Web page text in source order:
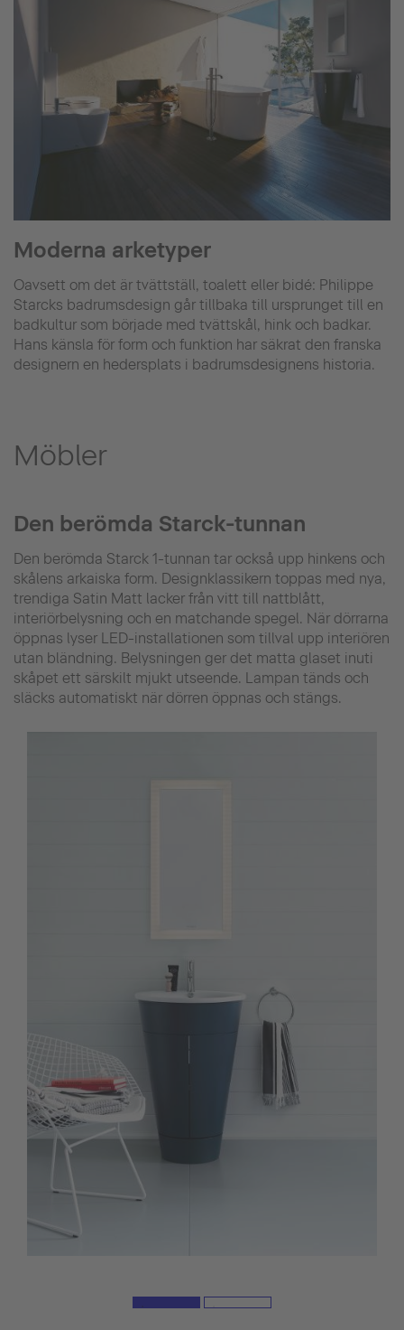
Moderna arketyper
Oavsett om det är tvättställ, toalett eller bidé: Philippe
Starcks badrumsdesign går tillbaka till ursprunget till en
badkultur som började med tvättskål, hink och badkar.
Hans känsla för form och funktion har säkrat den franska
designern en hedersplats i badrumsdesignens historia.
Möbler
Den berömda Starck-tunnan
Den berömda Starck 1-tunnan tar också upp hinkens och
skålens arkaiska form. Designklassikern toppas med nya,
trendiga Satin Matt lacker från vitt till nattblått,
interiörbelysning och en matchande spegel. När dörrarna
öppnas lyser LED-installationen som tillval upp interiören
utan bländning. Belysningen ger det matta glaset inuti
skåpet ett särskilt mjukt utseende. Lampan tänds och
släcks automatiskt när dörren öppnas och stängs.